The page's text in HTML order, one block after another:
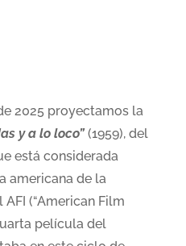
2025 proyectamos la
y a lo loco”(1959), del
está considerada
americana de la
(“American Film
película del